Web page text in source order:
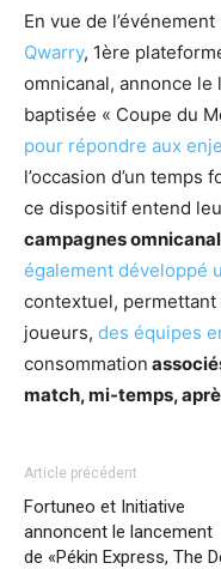
En vue de
Qwarry, 1ère
omnicanal, annonce le
baptisée « Coupe du
pour répondre aux
l’occasion d’un
ce dispositif entend
campagnes
également développé
contextuel, permettant
joueurs, des équipes
consommation
match, mi-temps,
Article précédent
Fortuneo et Initiative
annoncent le lancement
de «Pékin Express, The